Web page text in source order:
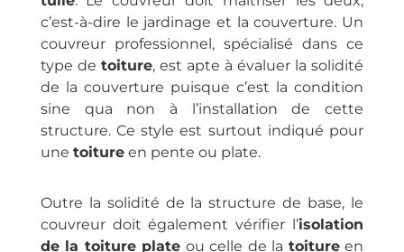
c’est-à-dire le jardinage et la couverture. Un
couvreur professionnel, spécialisé dans ce
type de toiture, est apte à évaluer la solidité
de la couverture puisque c’est la condition
sine qua non à l’installation de cette
structure. Ce style est surtout indiqué pour
une toitureen pente ou plate.
Outre la solidité de la structure de base, le
couvreur doit également vérifier l’isolation
de la toiture plate ou celle de la toitureen